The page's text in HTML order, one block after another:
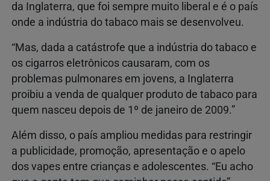
da Inglaterra, que foi sempre muito liberal e é o país
onde a indústria do tabaco mais se desenvolveu.
“Mas, dada a catástrofe que a indústria do tabaco e
os cigarros eletrônicos causaram, com os
problemas pulmonares em jovens, a Inglaterra
proibiu a venda de qualquer produto de tabaco para
quem nasceu depois de 1º de janeiro de 2009.”
Além disso, o país ampliou medidas para restringir
a publicidade, promoção, apresentação e o apelo
dos vapes entre crianças e adolescentes. “Eu acho